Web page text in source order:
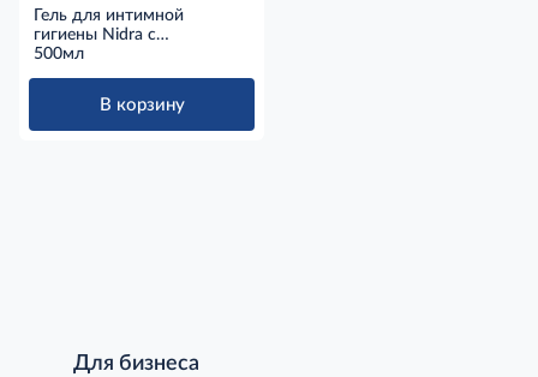
Гель для интимной
гигиены Nidra с
молочными протеинами,
500мл
В корзину
Для бизнеса